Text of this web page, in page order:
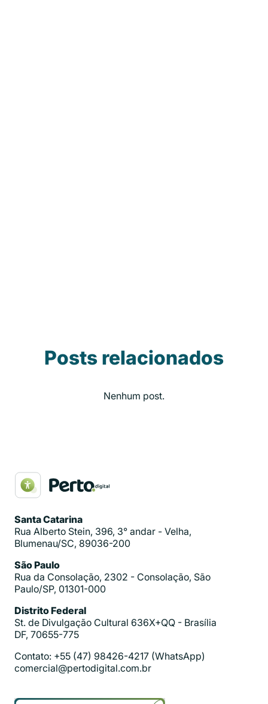
Posts relacionados
Nenhum post.
Santa Catarina
Rua Alberto Stein, 396, 3° andar - Velha,
Blumenau/SC, 89036-200
São Paulo
Rua da Consolação, 2302 - Consolação, São
Paulo/SP, 01301-000
Distrito Federal
St. de Divulgação Cultural 636X+QQ - Brasília
DF, 70655-775
Contato: +55 (47) 98426-4217 (WhatsApp)
comercial@pertodigital.com.br